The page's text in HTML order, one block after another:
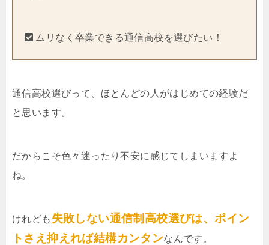
ムリなく卒業できる通信高校を選びたい！
通信高校選びって、ほとんどの人がはじめての経験だ
と思います。
だからこそ色々迷ったり不安に感じてしまいますよ
ね。
けれども 失敗しない通信制高校選びは、ポイン
トさえ抑えれば結構カンタンなんです。